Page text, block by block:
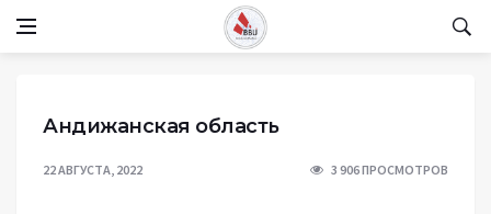
Андижанская область
22 АВГУСТА, 2022 3 906 ПРОСМОТРОВ